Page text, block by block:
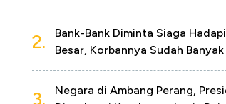
2.
Bank-Bank Diminta Siaga
Besar, Korbannya Sudah Banyak
3.
Negara di Ambang Perang,